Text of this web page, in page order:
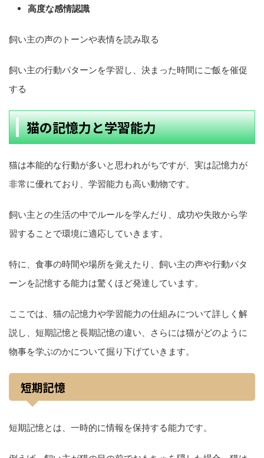
高度な感情認識
飼い主の声のトーンや表情を読み取る
飼い主の行動パターンを学習し、決まった時間にご飯を催促
する
猫の記憶力と学習能力
猫は本能的な行動が多いと思われがちですが、実は記憶力が
非常に優れており、学習能力も高い動物です。
飼い主との生活の中でルールを学んだり、成功や失敗から学
習することで環境に適応していきます。
特に、食事の時間や場所を覚えたり、飼い主の声や行動パタ
ーンを記憶する能力は驚くほど発達しています。
ここでは、猫の記憶力や学習能力の仕組みについて詳しく解
説し、短期記憶と長期記憶の違い、さらには猫がどのように
物事を学ぶのかについて掘り下げていきます。
短期記憶
短期記憶とは、一時的に情報を保持する能力です。